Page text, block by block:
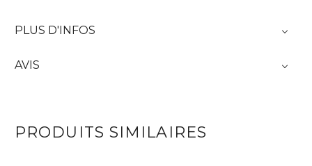
PLUS D'INFOS
AVIS
PRODUITS SIMILAIRES